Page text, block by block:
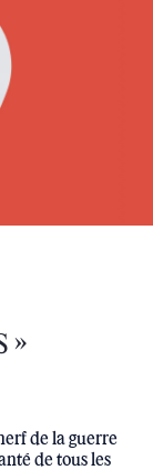
»
de la guerre
de tous les